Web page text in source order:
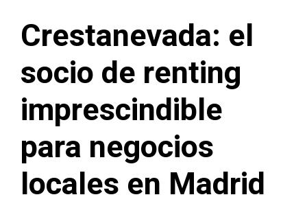
Crestanevada: el
socio de renting
imprescindible
para negocios
locales en Madrid